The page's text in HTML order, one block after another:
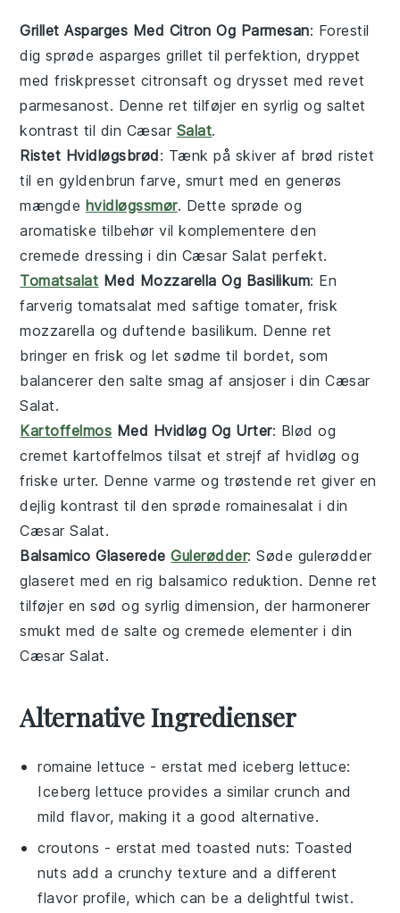
Grillet Asparges Med Citron Og Parmesan: Forestil
dig sprøde asparges grillet til perfektion, dryppet
med friskpresset citronsaft og drysset med revet
parmesanost. Denne ret tilføjer en syrlig og saltet
kontrast til din Cæsar Salat.
Ristet Hvidløgsbrød: Tænk på skiver af brød ristet
til en gyldenbrun farve, smurt med en generøs
mængde hvidløgssmør. Dette sprøde og
aromatiske tilbehør vil komplementere den
cremede dressing i din Cæsar Salat perfekt.
Tomatsalat Med Mozzarella Og Basilikum: En
farverig tomatsalat med saftigetomater, frisk
mozzarella og duftende basilikum. Denne ret
bringer en frisk og let sødme til bordet, som
balancerer den salte smag af ansjoser i dinCæsar
Salat.
Kartoffelmos Med Hvidløg Og Urter: Blød og
cremet kartoffelmos tilsat et strejf afhvidløg og
friske urter. Denne varme og trøstende ret giver en
dejlig kontrast til den sprøde romainesalat i din
Cæsar Salat.
Balsamico GlaseredeGulerødder: Søde gulerødder
glaseret med en rig balsamico reduktion. Denne ret
tilføjer en sød og syrlig dimension, der harmonerer
smukt med de salte og cremede elementer i din
Cæsar Salat.
Alternative Ingredienser
romaine lettuce - erstat med iceberg lettuce:
Iceberg lettuce provides a similar crunch and
mild flavor, making it a good alternative.
croutons - erstat medtoasted nuts: Toasted
nuts add a crunchy texture and a different
flavor profile, which can be a delightful twist.